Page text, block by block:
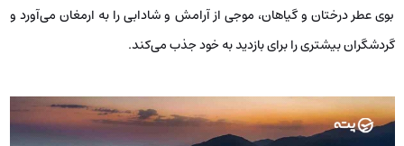
بوی عطر درختان و گیاهان، موجی از آرامش و شادابی را به ارمغان می‌آورد و
گردشگران بیشتری را برای بازدید به خود جذب می‌کند.